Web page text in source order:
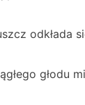
odkłada
głodu